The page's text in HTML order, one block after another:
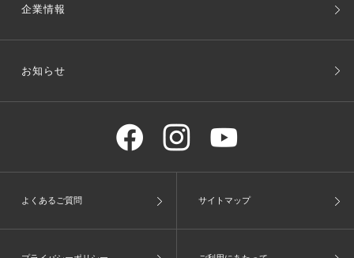
企業情報
お知らせ
よくあるご質問 サイトマップ